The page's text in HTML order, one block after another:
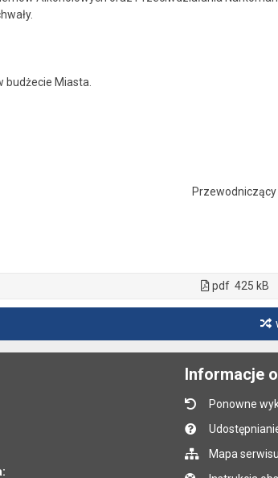
Miasta.
pdf 425 kB
Informacje
Ponowne
Mapa serwisu